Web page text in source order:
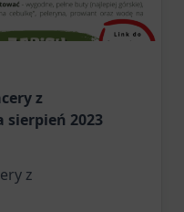
z
2023
z